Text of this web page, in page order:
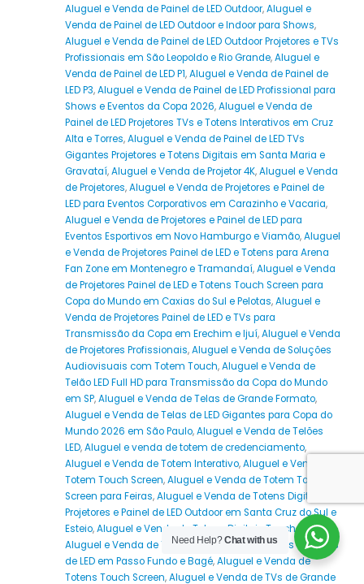
Aluguel e Venda de Painel de LED Outdoor,Aluguel e
Venda de Painel de LED Outdoor e Indoor para Shows,
Aluguel e Venda de Painel de LED Outdoor Projetores e TVs
Profissionais em São Leopoldo e Rio Grande,Aluguel e
Venda de Painel de LED P1,Aluguel e Venda de Painel de
LED P3,Aluguel e Venda de Painel de LED Profissional para
Shows e Eventos da Copa 2026,Aluguel e Venda de
Painel de LED Projetores TVs e Totens Interativos em Cruz
Alta e Torres,Aluguel e Venda de Painel de LED TVs
Gigantes Projetores e Totens Digitais em Santa Maria e
Gravataí,Aluguel e Venda de Projetor 4K,Aluguel e Venda
de Projetores,Aluguel e Venda de Projetores e Painel de
LED para Eventos Corporativos em Carazinho e Vacaria,
Aluguel e Venda de Projetores e Painel de LED para
Eventos Esportivos em Novo Hamburgo e Viamão,Aluguel
e Venda de Projetores Painel de LED e Totens para Arena
Fan Zone em Montenegro e Tramandaí,Aluguel e Venda
de Projetores Painel de LED e Totens Touch Screen para
Copa do Mundo em Caxias do Sul e Pelotas,Aluguel e
Venda de Projetores Painel de LED e TVs para
Transmissão da Copa em Erechim e Ijuí,Aluguel e Venda
de Projetores Profissionais,Aluguel e Venda de Soluções
Audiovisuais com Totem Touch,Aluguel e Venda de
Telão LED Full HD para Transmissão da Copa do Mundo
em SP,Aluguel e Venda de Telas de Grande Formato,
Aluguel e Venda de Telas de LED Gigantes para Copa do
Mundo 2026 em São Paulo,Aluguel e Venda de Telões
LED,Aluguel e venda de totem de credenciamento,
Aluguel e Venda de Totem Interativo,Aluguel e Venda de
Totem Touch Screen,Aluguel e Venda de Totem Touch
Screen para Feiras,Aluguel e Venda de Totens Digitais
Projetores e Painel de LED Outdoor em Santa Cruz do Sul e
Esteio,Aluguel e Venda de Totens Digitais Touch Screen
Aluguel e Venda de Totens Interativos Projetores e Painéis
de LED em Passo Fundo e Bagé,Aluguel e Venda de
Totens Touch Screen,Aluguel e Venda de TVs de Grande
Need Help?Chat with us